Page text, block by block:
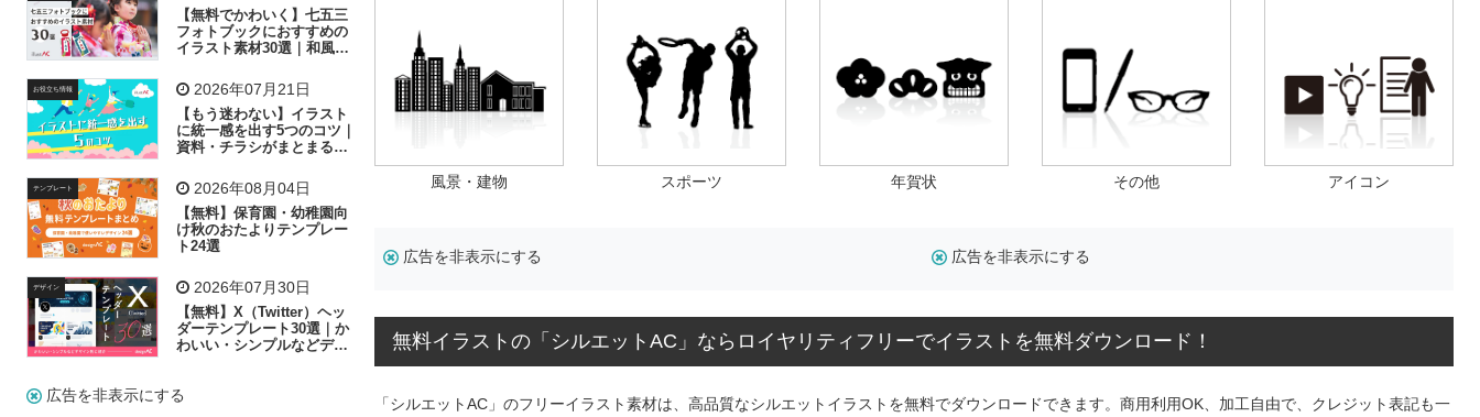
歩く 工場 会社 太陽 キラキラ
子供 作業員 相談 ピクトグラム
【無料でかわいく】七五三
フォトブックにおすすめの
イラスト素材30選｜和風の
お役立ち情報 2026年07月21日
【もう迷わない】イラスト
に統一感を出す5つのコツ｜
資料・チラシがまとまるフ
テンプレート 2026年08月04日
【無料】保育園・幼稚園向
け秋のおたよりテンプレー
ト24選
デザイン 2026年07月30日
【無料】X（Twitter）ヘッ
ダーテンプレート30選｜か
わいい・シンプルなどデザ
広告を非表示にする
風景・建物 スポーツ 年賀状 その他 アイコン
広告を非表示にする 広告を非表示にする
無料イラストの「シルエットAC」ならロイヤリティフリーでイラストを無料ダウンロード！
「シルエットAC」のフリーイラスト素材は、高品質なシルエットイラストを無料でダウンロードできます。商用利用OK、加工自由で、クレジット表記も一